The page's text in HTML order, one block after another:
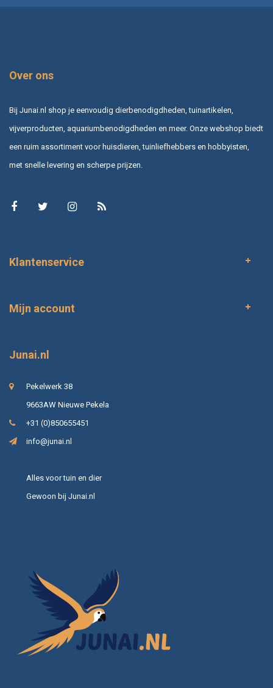
Over ons
Bij Junai.nl shop je eenvoudig dierbenodigdheden, tuinartikelen,
vijverproducten, aquariumbenodigdheden en meer. Onze webshop biedt
een ruim assortiment voor huisdieren, tuinliefhebbers en hobbyisten,
met snelle levering en scherpe prijzen.
Klantenservice
Mijn account
Junai.nl
Pekelwerk 38
9663AW Nieuwe Pekela
+31 (0)850655451
info@junai.nl
Alles voor tuin en dier
Gewoon bij Junai.nl